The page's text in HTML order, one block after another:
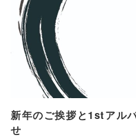
新年のご挨拶と1stアル
せ